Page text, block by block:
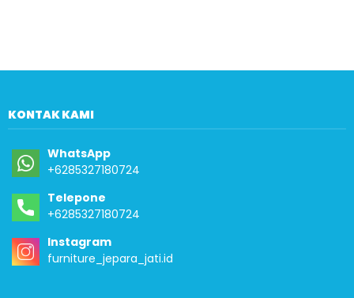
KONTAK KAMI
WhatsApp
+6285327180724
Telepone
+6285327180724
Instagram
furniture_jepara_jati.id